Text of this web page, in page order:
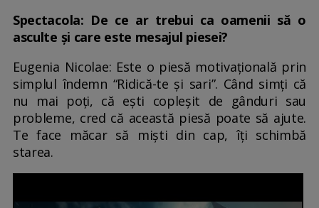
Spectacola: De ce ar trebui ca oamenii să o
asculte și care este mesajul piesei?
Eugenia Nicolae: Este o piesă motivațională prin
simplul îndemn “Ridică-te și sari”. Când simți că
nu mai poți, că ești copleșit de gânduri sau
probleme, cred că această piesă poate să ajute.
Te face măcar să miști din cap, îți schimbă
starea.